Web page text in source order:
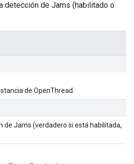
detección de Jams (habilitado o
de OpenThread.
de Jams (verdadero si está habilitada,